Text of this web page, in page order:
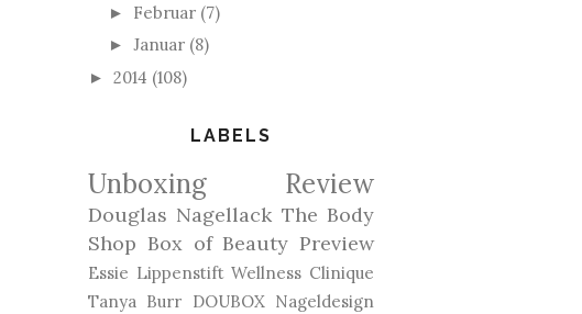
► Februar (7)
► Januar (8)
► 2014 (108)
LABELS
Unboxing Review
Douglas Nagellack The Body
Shop Box of Beauty Preview
Essie Lippenstift Wellness Clinique
Tanya Burr DOUBOX Nageldesign